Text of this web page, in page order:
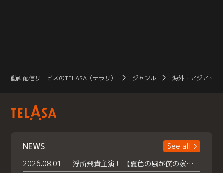
動画配信サービスのTELASA（テラサ） ジャンル 海外・アジアドラ
NEWS
See all
2026.08.01
浮所飛貴主演！ 【夏色の風が僕の家にやってきた】 本日よりテラサで独占配信スタート！